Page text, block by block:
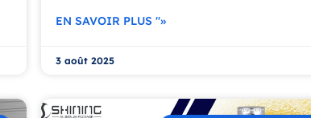
EN SAVOIR PLUS "»
3 août 2025